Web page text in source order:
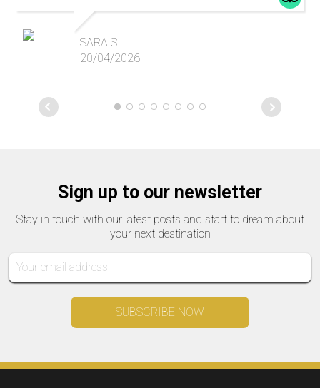
SARA S
20/04/2026
Sign up to our newsletter
Stay in touch with our latest posts and start to dream about
your next destination